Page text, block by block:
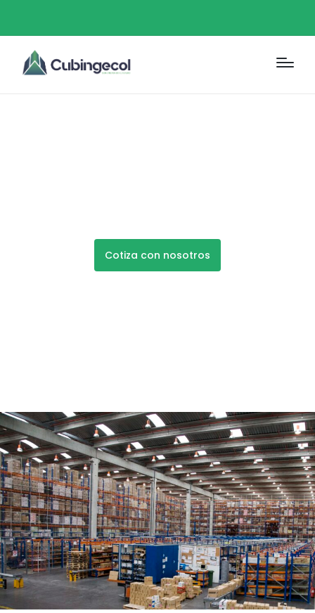
Cotiza con nosotros